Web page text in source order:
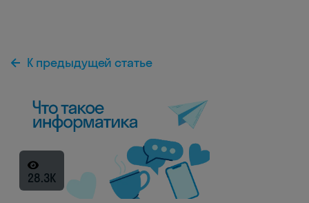
К предыдущей статье
28.3K